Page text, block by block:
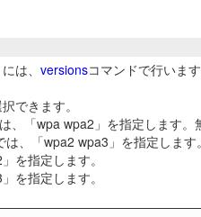
は、 versionsコマンドで行いま
できます。
、「wpa wpa2」を指定します
、「wpa2 wpa3」を指定しま
を指定します。
を指定します。